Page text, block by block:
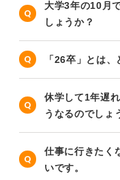
大学3年の10月
しょうか？
「26卒」とは
休学して1年遅
うなるのでしょ
仕事に行きたく
いです。